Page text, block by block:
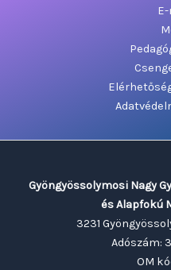
Gyöngyössolymosi Nagy
és Alapfokú
3231
Adószám:
OM